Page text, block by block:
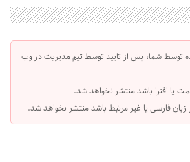
توسط شما، پس از تایید توسط تیم مدیریت در وب
یا افترا باشد منتشر نخواهد شد.
زبان فارسی یا غیر مرتبط باشد منتشر نخواهد شد.